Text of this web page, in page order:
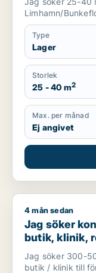
Limhamn/
Type
Lager
Storlek
25 - 40 m2
Max. per månad
Ej angivet
Jag söker
4 mån sedan
Jag söker
butik, klinik,
eller garage
Jag söker 300-
butik / klinik till